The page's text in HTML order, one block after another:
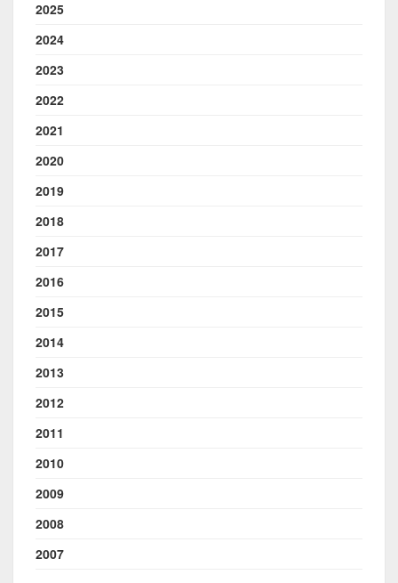
2025
2024
2023
2022
2021
2020
2019
2018
2017
2016
2015
2014
2013
2012
2011
2010
2009
2008
2007